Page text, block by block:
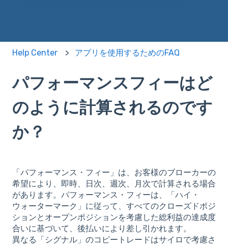
Help Center アプリを使用するためのFAQ
パフォーマンスフィーはど
のように計算されるのです
か？
「パフォーマンス・フィー」は、お客様のブローカーの
希望により、即時、日次、週次、月次で計算される場合
があります。パフォーマンス・フィーは、「ハイ・
ウォーターマーク」に従って、すべてのクローズドポジ
ションとオープンポジションを考慮した総利益の達成度
合いに基づいて、後払いにより差し引かれます。
異なる「シグナル」のコピートレードはサイロで考慮さ